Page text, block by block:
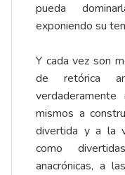
pueda
exponiendo su
Y cada vez son
de retórica
mismos a
divertida y a la
como
anacrónicas, a